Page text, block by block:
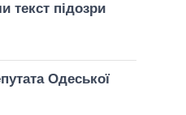
підозри
Одеської